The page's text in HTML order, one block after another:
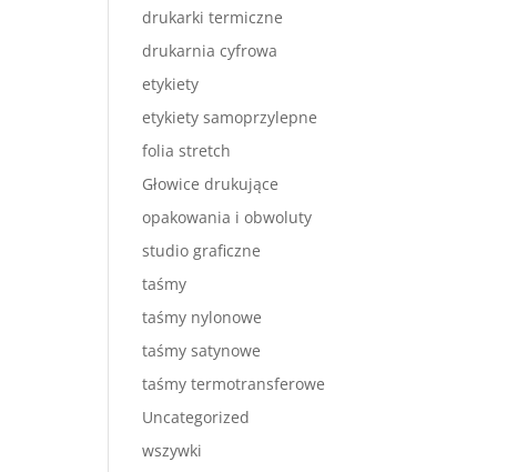
drukarki termiczne
drukarnia cyfrowa
etykiety
etykiety samoprzylepne
folia stretch
Głowice drukujące
opakowania i obwoluty
studio graficzne
taśmy
taśmy nylonowe
taśmy satynowe
taśmy termotransferowe
Uncategorized
wszywki